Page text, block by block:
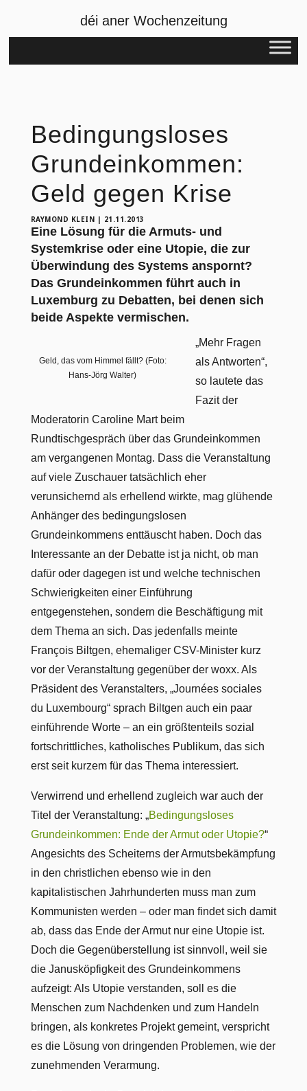
déi aner Wochenzeitung
Bedingungsloses
Grundeinkommen:
Geld gegen Krise
RAYMOND KLEIN | 21.11.2013
Eine Lösung für die Armuts- und
Systemkrise oder eine Utopie, die zur
Überwindung des Systems anspornt?
Das Grundeinkommen führt auch in
Luxemburg zu Debatten, bei denen sich
beide Aspekte vermischen.
Geld, das vom Himmel fällt? (Foto:
Hans-Jörg Walter)
„Mehr Fragen
als Antworten“,
so lautete das
Fazit der
Moderatorin Caroline Mart beim
Rundtischgespräch über das Grundeinkommen
am vergangenen Montag. Dass die Veranstaltung
auf viele Zuschauer tatsächlich eher
verunsichernd als erhellend wirkte, mag glühende
Anhänger des bedingungslosen
Grundeinkommens enttäuscht haben. Doch das
Interessante an der Debatte ist ja nicht, ob man
dafür oder dagegen ist und welche technischen
Schwierigkeiten einer Einführung
entgegenstehen, sondern die Beschäftigung mit
dem Thema an sich. Das jedenfalls meinte
François Biltgen, ehemaliger CSV-Minister kurz
vor der Veranstaltung gegenüber der woxx. Als
Präsident des Veranstalters, „Journées sociales
du Luxembourg“ sprach Biltgen auch ein paar
einführende Worte – an ein größtenteils sozial
fortschrittliches, katholisches Publikum, das sich
erst seit kurzem für das Thema interessiert.
Verwirrend und erhellend zugleich war auch der
Titel der Veranstaltung: „Bedingungsloses
Grundeinkommen: Ende der Armut oder Utopie?“
Angesichts des Scheiterns der Armutsbekämpfung
in den christlichen ebenso wie in den
kapitalistischen Jahrhunderten muss man zum
Kommunisten werden – oder man findet sich damit
ab, dass das Ende der Armut nur eine Utopie ist.
Doch die Gegenüberstellung ist sinnvoll, weil sie
die Janusköpfigkeit des Grundeinkommens
aufzeigt: Als Utopie verstanden, soll es die
Menschen zum Nachdenken und zum Handeln
bringen, als konkretes Projekt gemeint, verspricht
es die Lösung von dringenden Problemen, wie der
zunehmenden Verarmung.